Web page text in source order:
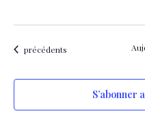
Évènements
précédents
S’abonner